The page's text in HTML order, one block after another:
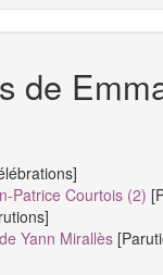
de
Patrice Courtois (2)
Yann Mirallès